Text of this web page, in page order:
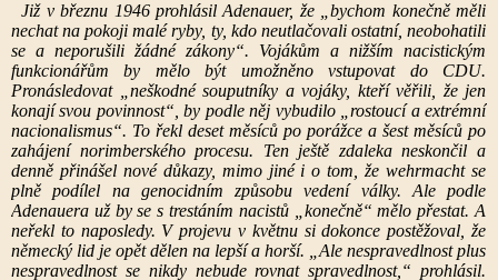
Již v březnu 1946 prohlásil Adenauer, že „bychom konečně měli
nechat na pokoji malé ryby, ty, kdo neutlačovali ostatní, neobohatili
se a neporušili žádné zákony“. Vojákům a nižším nacistickým
funkcionářům by mělo být umožněno vstupovat do CDU.
Pronásledovat „neškodné souputníky a vojáky, kteří věřili, že jen
konají svou povinnost“, by podle něj vybudilo „rostoucí a extrémní
nacionalismus“. To řekl deset měsíců po porážce a šest měsíců po
zahájení norimberského procesu. Ten ještě zdaleka neskončil a
denně přinášel nové důkazy, mimo jiné i o tom, že wehrmacht se
plně podílel na genocidním způsobu vedení války. Ale podle
Adenauera už by se s trestáním nacistů „konečně“ mělo přestat. A
neřekl to naposledy. V projevu v květnu si dokonce postěžoval, že
německý lid je opět dělen na lepší a horší. „Ale nespravedlnost plus
nespravedlnost se nikdy nebude rovnat spravedlnost,“ prohlásil.